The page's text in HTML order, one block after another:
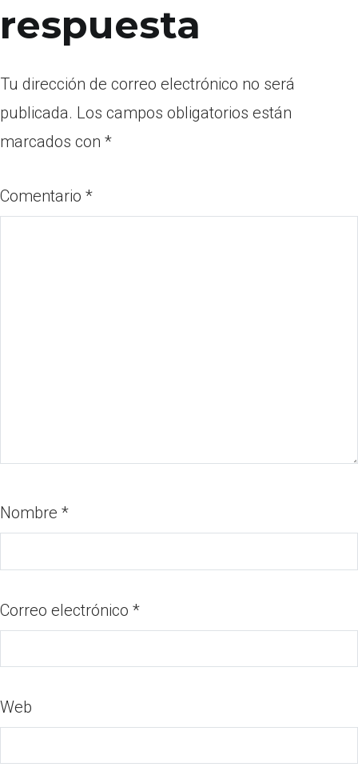
respuesta
Tu dirección de correo electrónico no será
publicada. Los campos obligatorios están
marcados con *
Comentario *
Nombre *
Correo electrónico *
Web